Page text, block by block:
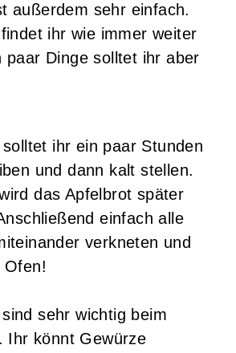
außerdem sehr einfach.
ihr wie immer weiter
paar Dinge solltet ihr aber
ihr ein paar Stunden
und dann kalt stellen.
das Apfelbrot später
einfach alle
verkneten und
Ofen!
sehr wichtig beim
Ihr könnt Gewürze